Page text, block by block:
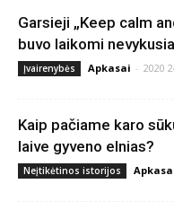
Garsieji „Keep calm
buvo laikomi
Įvairenybės Apkasai - 2020
Kaip pačiame karo
laive gyveno elnias?
Neįtikėtinos istorijos